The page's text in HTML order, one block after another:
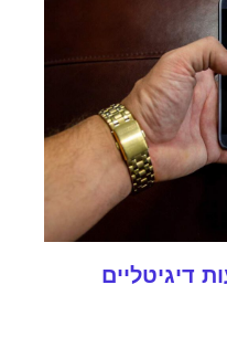
דיגיטליים